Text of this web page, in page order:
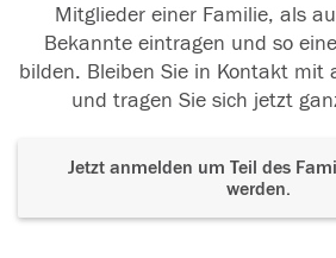
Mitglieder einer Familie, als
Bekannte eintragen und so
bilden. Bleiben Sie in Kontakt mit
und tragen Sie sich jetzt
Jetzt anmelden um Teil des
werden.